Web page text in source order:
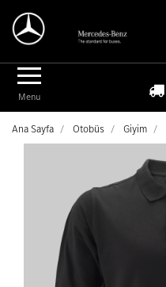
Menu
Ana Sayfa Otobüs Giyim